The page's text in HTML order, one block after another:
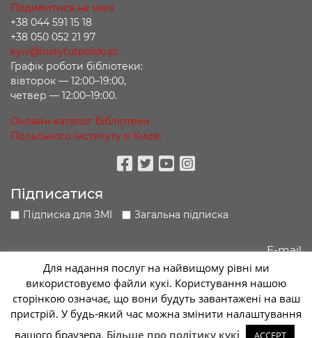
Подивитися на мапі
+38 044 591 15 18
+38 050 052 21 97
kyiv@instytutpolski.pl
Графік роботи бібліотеки:
вівторок — 12:00–19:00,
четвер — 12:00–19:00.
Онлайн-каталог бібліотеки
Польського інституту в Києві
Підписатися
Підписка для ЗМІ Загальна підписка
Підписатися
Для надання послуг на найвищому рівні ми
використовуємо файли кукі. Користування нашою
сторінкою означає, що вони будуть завантажені на ваш
пристрій. У будь-який час можна змінити налаштування
вашого браузера. Більше про політику кукі ACCEPT